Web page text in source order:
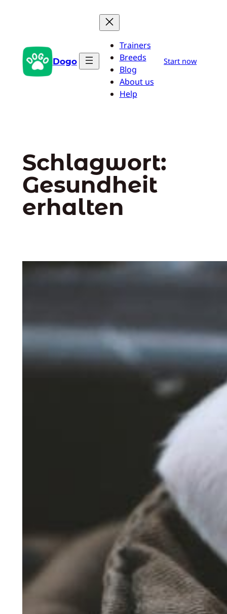
Dogo
Trainers
Breeds
Blog
About us
Help
Start now
Schlagwort:
Gesundheit
erhalten